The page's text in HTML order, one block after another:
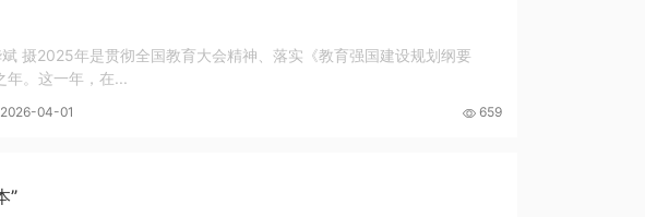
摄2025年是贯彻全国教育大会精神、落实《教育强国建设规划纲要
年。这一年，在...
2026-04-01 659
”